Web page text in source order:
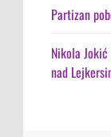
Partizan
Nikola
nad